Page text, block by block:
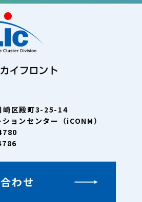
崎区殿町3-25-14
ョンセンター（iCONM）
わせ